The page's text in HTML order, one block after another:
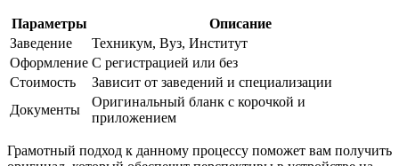
Параметры
Описание
Заведение
Техникум, Вуз, Институт
Оформление С регистрацией или без
Стоимость
Зависит от заведений и специализации
Документы
Оригинальный бланк с корочкой и
приложением
Грамотный подход к данному процессу поможет вам получить